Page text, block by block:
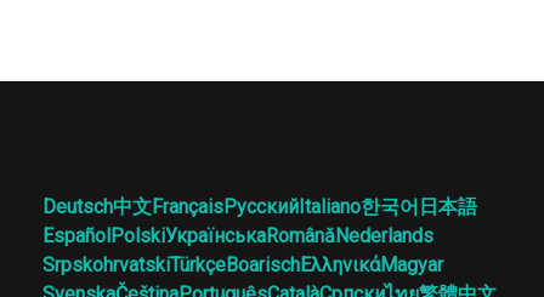
Deutsch中文FrançaisРусскийItaliano한국어 日本語
EspañolPolskiУкраїнськаRomânăNederlands
SrpskohrvatskiTürkçeBoarischΕλληνικάMagyar